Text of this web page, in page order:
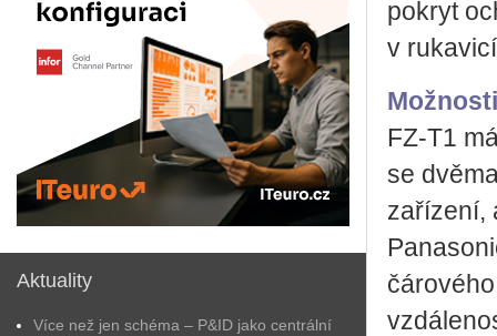
Aktuality
Více než jen schéma – P&ID jako centrální
pokryt
v
FZ-T1
se
zařízení,